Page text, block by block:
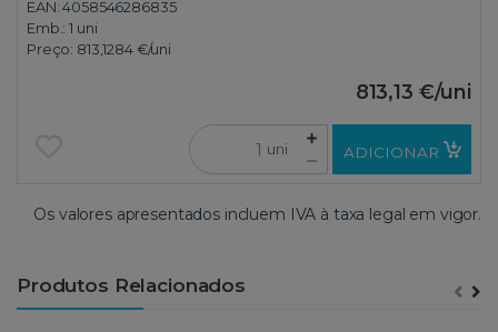
EAN: 4058546286835
Emb.:1 uni
Preço: 813,1284 €/uni
813,13 €/uni
uni ADICIONAR
Os valores apresentados incluem IVA à taxa legal em vigor.
Produtos Relacionados